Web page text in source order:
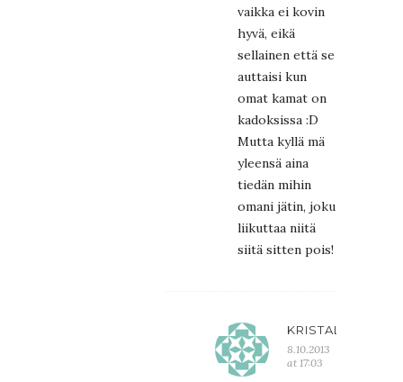
vaikka ei kovin
hyvä, eikä
sellainen että se
auttaisi kun
omat kamat on
kadoksissa :D
Mutta kyllä mä
yleensä aina
tiedän mihin
omani jätin, joku
liikuttaa niitä
siitä sitten pois!
KRISTALIINA
8.10.2013
at 17:03